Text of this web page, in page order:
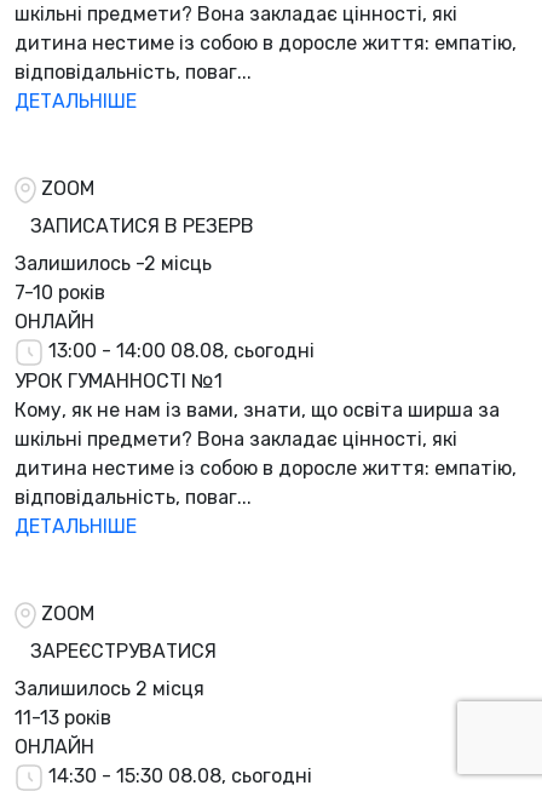
шкільні предмети? Вона закладає цінності, які
дитина нестиме із собою в доросле життя: емпатію,
відповідальність, поваг...
ДЕТАЛЬНІШЕ
ZOOM
ЗАПИСАТИСЯ В РЕЗЕРВ
Залишилось -2 місць
7-10 років
ОНЛАЙН
13:00 - 14:00 08.08, сьогодні
УРОК ГУМАННОСТІ №1
Кому, як не нам із вами, знати, що освіта ширша за
шкільні предмети? Вона закладає цінності, які
дитина нестиме із собою в доросле життя: емпатію,
відповідальність, поваг...
ДЕТАЛЬНІШЕ
ZOOM
ЗАРЕЄСТРУВАТИСЯ
Залишилось 2 місця
11-13 років
ОНЛАЙН
14:30 - 15:30 08.08, сьогодні